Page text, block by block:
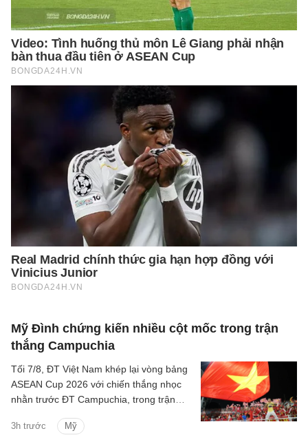
Mỹ Đình chứng kiến nhiều cột mốc trong trận
thắng Campuchia
3h trước Mỹ
Tối 7/8, ĐT Việt Nam khép lại vòng bảng
ASEAN Cup 2026 với chiến thắng nhọc
nhằn trước ĐT Campuchia, trong trận